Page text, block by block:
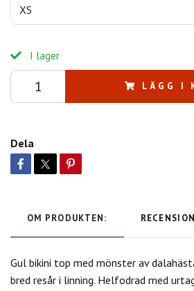
XS
I lager
LÄGG I
Dela
OM PRODUKTEN:
Gul bikini top med mönster av
bred resår i linning. Helfodrad med